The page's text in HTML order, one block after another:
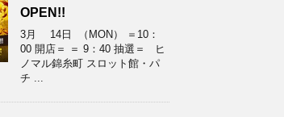
OPEN!!
3月 14日 （MON） ＝10：
00 開店＝ ＝ 9：40 抽選＝ ヒ
ノマル錦糸町 スロット館・パ
チ ...